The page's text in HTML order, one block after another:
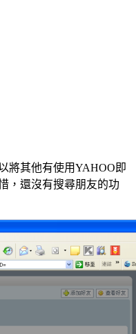
將其他有使用YAHOO即
，還沒有搜尋朋友的功